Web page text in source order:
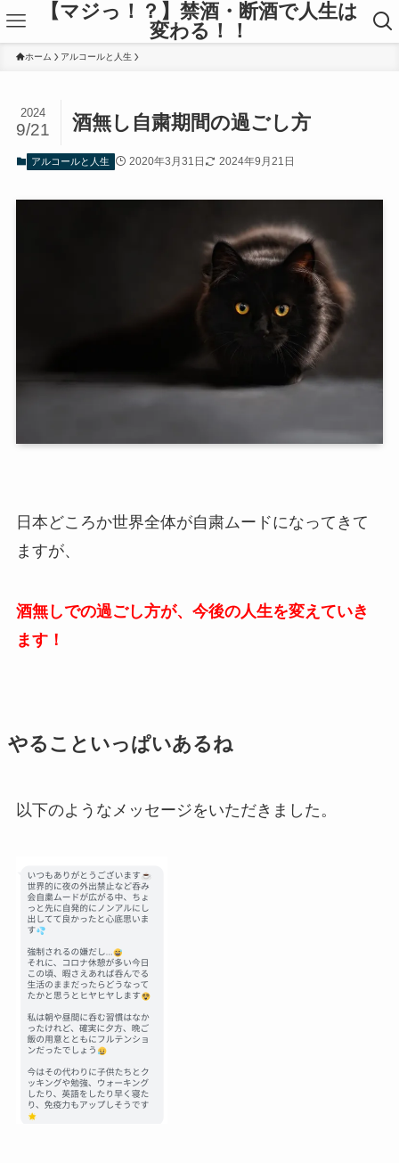
【マジっ！？】禁酒・断酒で人生は
変わる！！
ホーム アルコールと人生
酒無し自粛期間の過ごし方
2024
9/21
アルコールと人生 2020年3月31日 2024年9月21日
日本どころか世界全体が自粛ムードになってきて
ますが、
酒無しでの過ごし方が、今後の人生を変えていき
ます！
やることいっぱいあるね
以下のようなメッセージをいただきました。